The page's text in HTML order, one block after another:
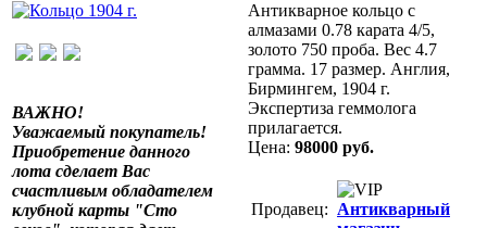
ВАЖНО!
Уважаемый покупатель!
Приобретение данного
лота сделает Вас
счастливым обладателем
клубной карты "Сто
Антикварное кольцо с
алмазами 0.78 карата 4/5,
золото 750 проба. Вес 4.7
грамма. 17 размер. Англия,
Бирмингем, 1904 г.
Экспертиза геммолога
прилагается.
Цена: 98000 руб.
Продавец: Антикварный